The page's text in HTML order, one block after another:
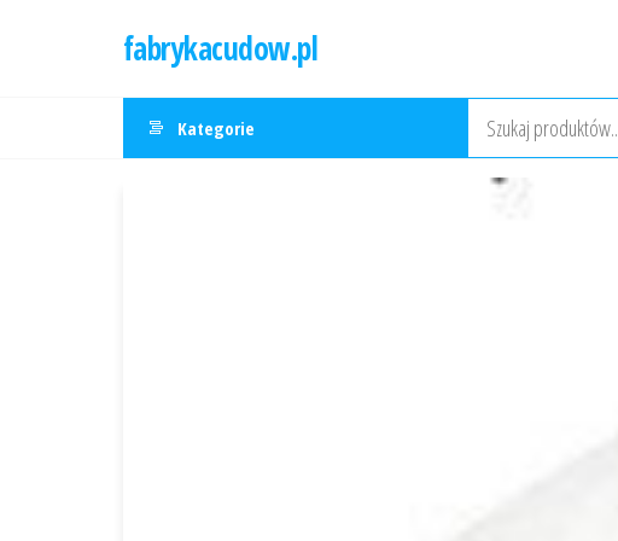
fabrykacudow.pl
Kategorie